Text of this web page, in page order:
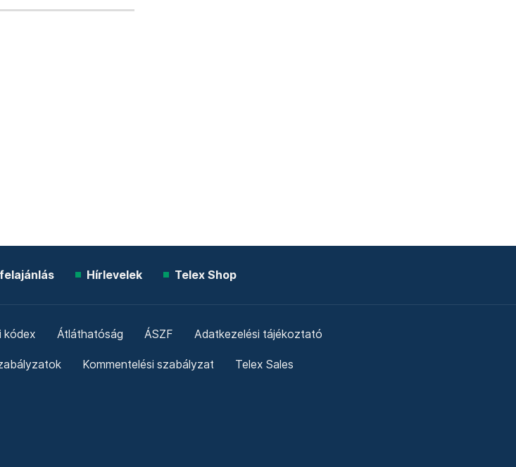
Hírlevelek Telex Shop
kódex Átláthatóság ÁSZF Adatkezelési tájékoztató
Kommentelési szabályzat Telex Sales